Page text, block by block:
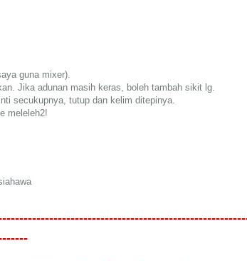
guna mixer).
Jika adunan masih keras, boleh tambah sikit lg.
secukupnya, tutup dan kelim ditepinya.
meleleh2!